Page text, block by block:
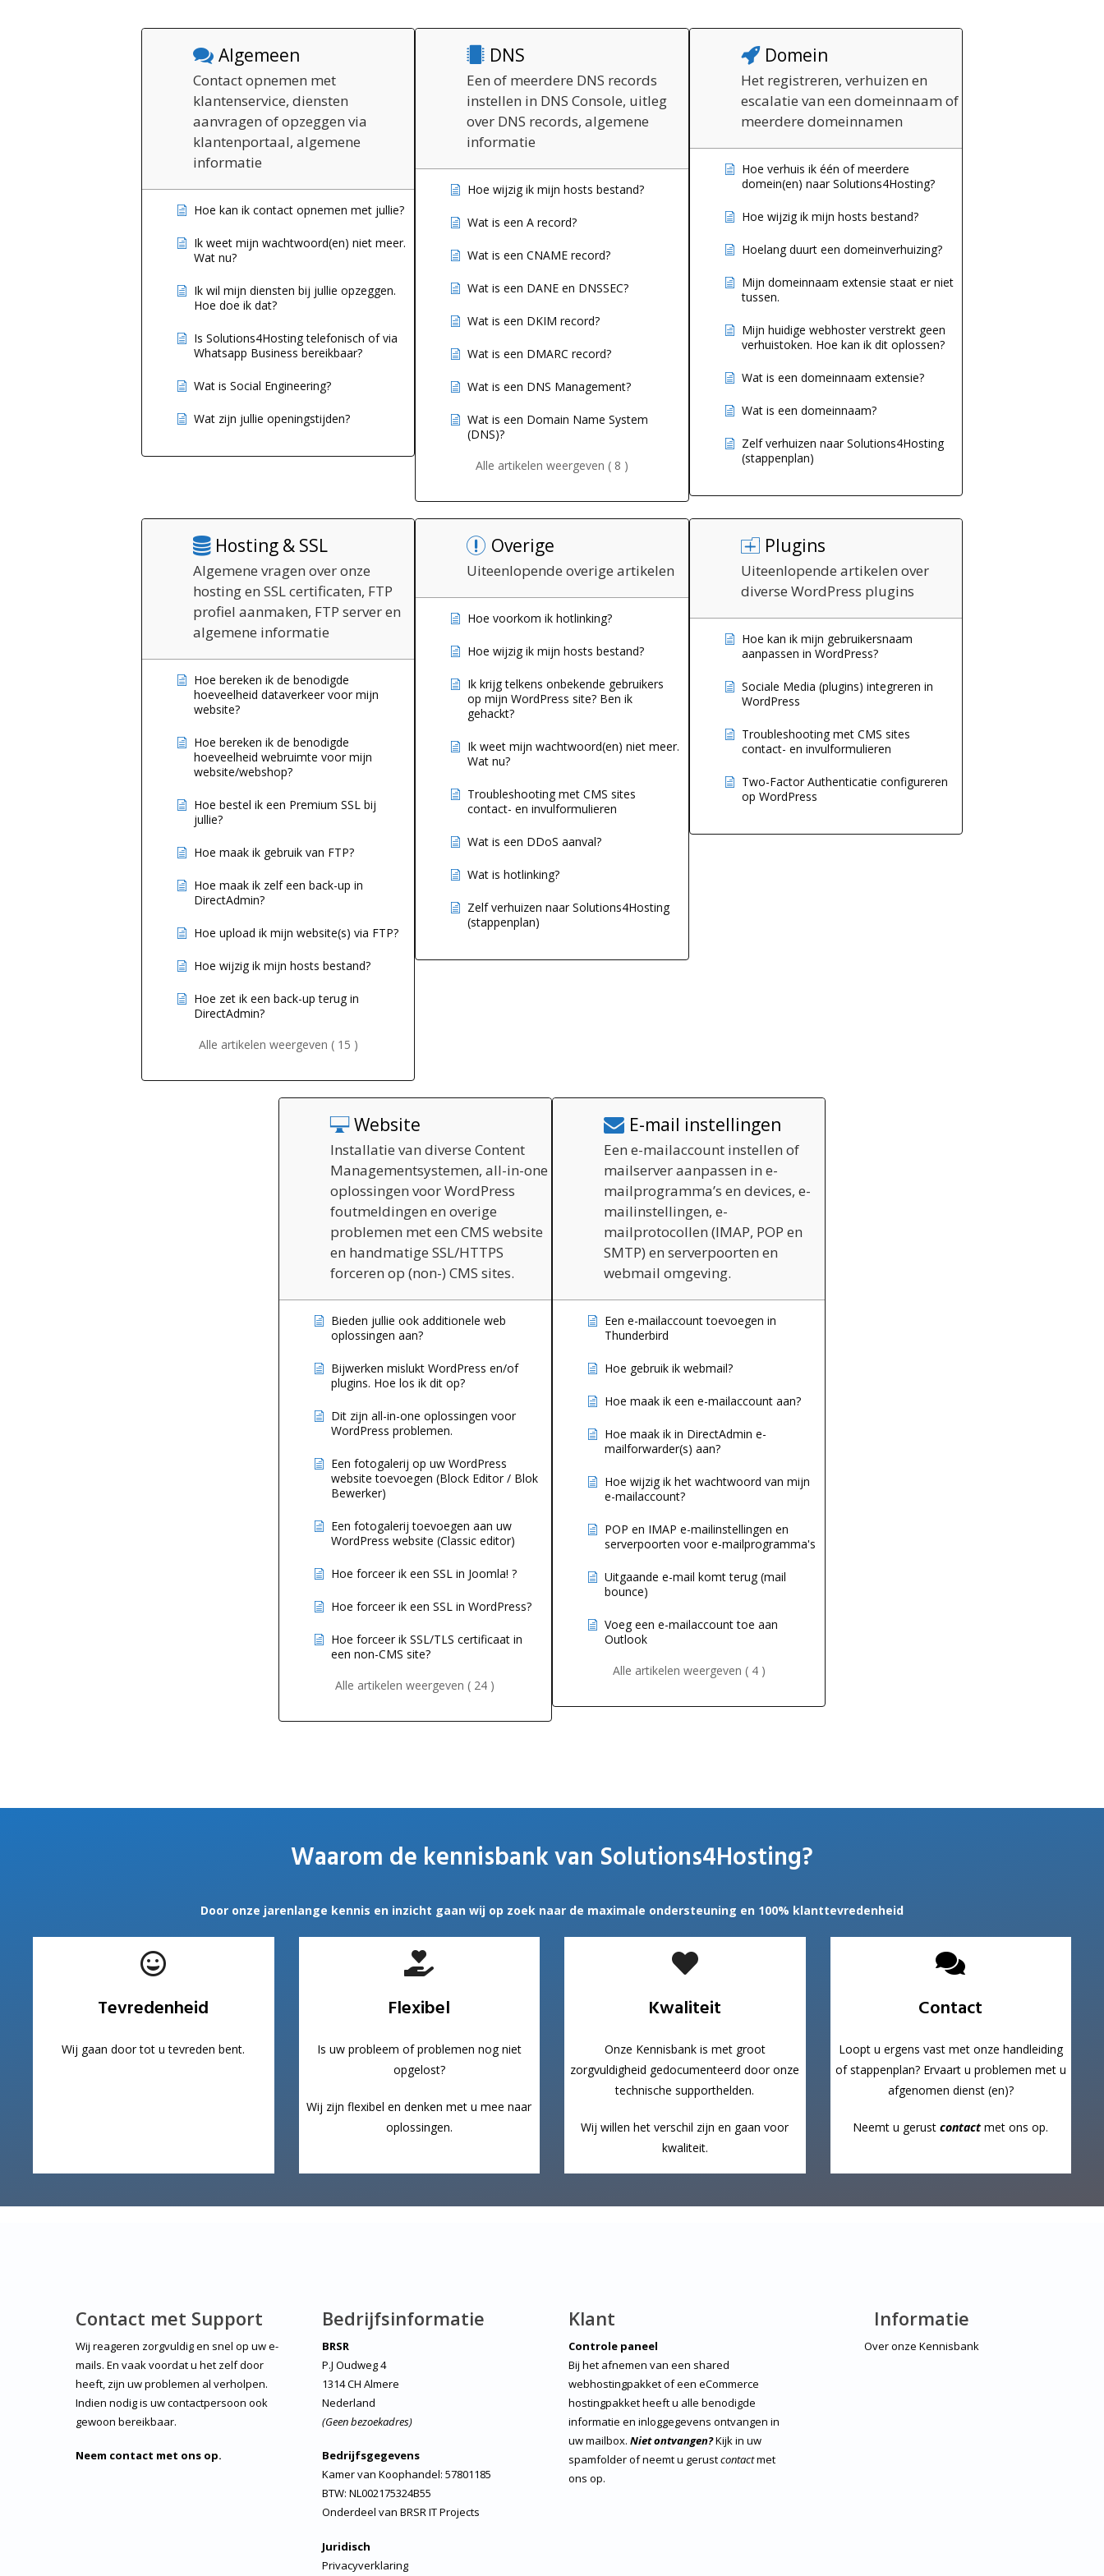
Algemeen
Contact opnemen met
klantenservice, diensten
aanvragen of opzeggen via
klantenportaal, algemene
informatie
Hoe kan ik contact opnemen met jullie?
Ik weet mijn wachtwoord(en) niet meer.
Wat nu?
Ik wil mijn diensten bij jullie opzeggen.
Hoe doe ik dat?
Is Solutions4Hosting telefonisch of via
Whatsapp Business bereikbaar?
Wat is Social Engineering?
Wat zijn jullie openingstijden?
DNS
Een of meerdere DNS records
instellen in DNS Console, uitleg
over DNS records, algemene
informatie
Hoe wijzig ik mijn hosts bestand?
Wat is een A record?
Wat is een CNAME record?
Wat is een DANE en DNSSEC?
Wat is een DKIM record?
Wat is een DMARC record?
Wat is een DNS Management?
Wat is een Domain Name System
(DNS)?
Alle artikelen weergeven ( 8 )
Domein
Het registreren, verhuizen en
escalatie van een domeinnaam of
meerdere domeinnamen
Hoe verhuis ik één of meerdere
domein(en) naar Solutions4Hosting?
Hoe wijzig ik mijn hosts bestand?
Hoelang duurt een domeinverhuizing?
Mijn domeinnaam extensie staat er niet
tussen.
Mijn huidige webhoster verstrekt geen
verhuistoken. Hoe kan ik dit oplossen?
Wat is een domeinnaam extensie?
Wat is een domeinnaam?
Zelf verhuizen naar Solutions4Hosting
(stappenplan)
Hosting & SSL
Algemene vragen over onze
hosting en SSL certificaten, FTP
profiel aanmaken, FTP server en
algemene informatie
Hoe bereken ik de benodigde
hoeveelheid dataverkeer voor mijn
website?
Hoe bereken ik de benodigde
hoeveelheid webruimte voor mijn
website/webshop?
Hoe bestel ik een Premium SSL bij
jullie?
Hoe maak ik gebruik van FTP?
Hoe maak ik zelf een back-up in
DirectAdmin?
Hoe upload ik mijn website(s) via FTP?
Hoe wijzig ik mijn hosts bestand?
Hoe zet ik een back-up terug in
DirectAdmin?
Alle artikelen weergeven ( 15 )
Overige
Uiteenlopende overige artikelen
Hoe voorkom ik hotlinking?
Hoe wijzig ik mijn hosts bestand?
Ik krijg telkens onbekende gebruikers
op mijn WordPress site? Ben ik
gehackt?
Ik weet mijn wachtwoord(en) niet meer.
Wat nu?
Troubleshooting met CMS sites
contact- en invulformulieren
Wat is een DDoS aanval?
Wat is hotlinking?
Zelf verhuizen naar Solutions4Hosting
(stappenplan)
Plugins
Uiteenlopende artikelen over
diverse WordPress plugins
Hoe kan ik mijn gebruikersnaam
aanpassen in WordPress?
Sociale Media (plugins) integreren in
WordPress
Troubleshooting met CMS sites
contact- en invulformulieren
Two-Factor Authenticatie configureren
op WordPress
Website
Installatie van diverse Content
Managementsystemen, all-in-one
oplossingen voor WordPress
foutmeldingen en overige
problemen met een CMS website
en handmatige SSL/HTTPS
forceren op (non-) CMS sites.
Bieden jullie ook additionele web
oplossingen aan?
Bijwerken mislukt WordPress en/of
plugins. Hoe los ik dit op?
Dit zijn all-in-one oplossingen voor
WordPress problemen.
Een fotogalerij op uw WordPress
website toevoegen (Block Editor / Blok
Bewerker)
Een fotogalerij toevoegen aan uw
WordPress website (Classic editor)
Hoe forceer ik een SSL in Joomla! ?
Hoe forceer ik een SSL in WordPress?
Hoe forceer ik SSL/TLS certificaat in
een non-CMS site?
Alle artikelen weergeven ( 24 )
E-mail instellingen
Een e-mailaccount instellen of
mailserver aanpassen in e-
mailprogramma’s en devices, e-
mailinstellingen, e-
mailprotocollen (IMAP, POP en
SMTP) en serverpoorten en
webmail omgeving.
Een e-mailaccount toevoegen in
Thunderbird
Hoe gebruik ik webmail?
Hoe maak ik een e-mailaccount aan?
Hoe maak ik in DirectAdmin e-
mailforwarder(s) aan?
Hoe wijzig ik het wachtwoord van mijn
e-mailaccount?
POP en IMAP e-mailinstellingen en
serverpoorten voor e-mailprogramma's
Uitgaande e-mail komt terug (mail
bounce)
Voeg een e-mailaccount toe aan
Outlook
Alle artikelen weergeven ( 4 )
Waarom de kennisbank van Solutions4Hosting?
Door onze jarenlange kennis en inzicht gaan wij op zoek naar de maximale ondersteuning en 100% klanttevredenheid
Tevredenheid
Wij gaan door tot u tevreden bent.
Flexibel
Is uw probleem of problemen nog niet
opgelost?
Wij zijn flexibel en denken met u mee naar
oplossingen.
Kwaliteit
Onze Kennisbank is met groot
zorgvuldigheid gedocumenteerd door onze
technische supporthelden.
Wij willen het verschil zijn en gaan voor
kwaliteit.
Contact
Loopt u ergens vast met onze handleiding
of stappenplan? Ervaart u problemen met u
afgenomen dienst (en)?
Neemt u gerustcontact met ons op.
Contact met Support
Wij reageren zorgvuldig en snel op uw e-
mails. En vaak voordat u het zelf door
heeft, zijn uw problemen al verholpen.
Indien nodig is uw contactpersoon ook
gewoon bereikbaar.
Neem contact met ons op.
Bedrijfsinformatie
BRSR
P.J Oudweg 4
1314 CH Almere
Nederland
(Geen bezoekadres)
Bedrijfsgegevens
Kamer van Koophandel: 57801185
BTW: NL002175324B55
Onderdeel van BRSR IT Projects
Juridisch
Privacyverklaring
Klant
Controle paneel
Bij het afnemen van een shared
webhostingpakket of een eCommerce
hostingpakket heeft u alle benodigde
informatie en inloggegevens ontvangen in
uw mailbox. Niet ontvangen?Kijk in uw
spamfolder of neemt u gerustcontactmet
ons op.
Informatie
Over onze Kennisbank